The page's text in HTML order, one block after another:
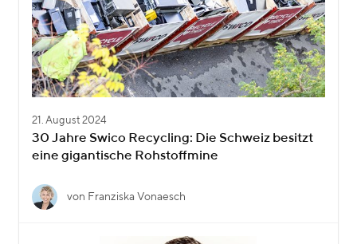
21. August 2024
30 Jahre Swico Recycling: Die Schweiz besitzt
eine gigantische Rohstoffmine
von Franziska Vonaesch